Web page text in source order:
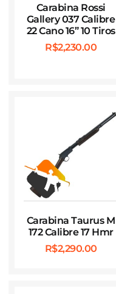
Carabina Rossi
Gallery 037 Calibre
22 Cano 16” 10 Tiros
R$2,230.00
Carabina Taurus M
172 Calibre 17 Hmr
R$2,290.00